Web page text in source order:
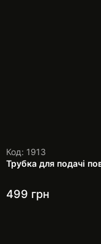
Код: 1913
Трубка для подачі
499 грн